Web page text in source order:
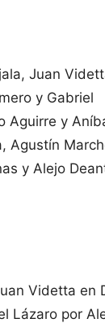
Juan
y Gabriel
Aguirre y
Agustín
y Alejo
Videtta en
Lázaro por